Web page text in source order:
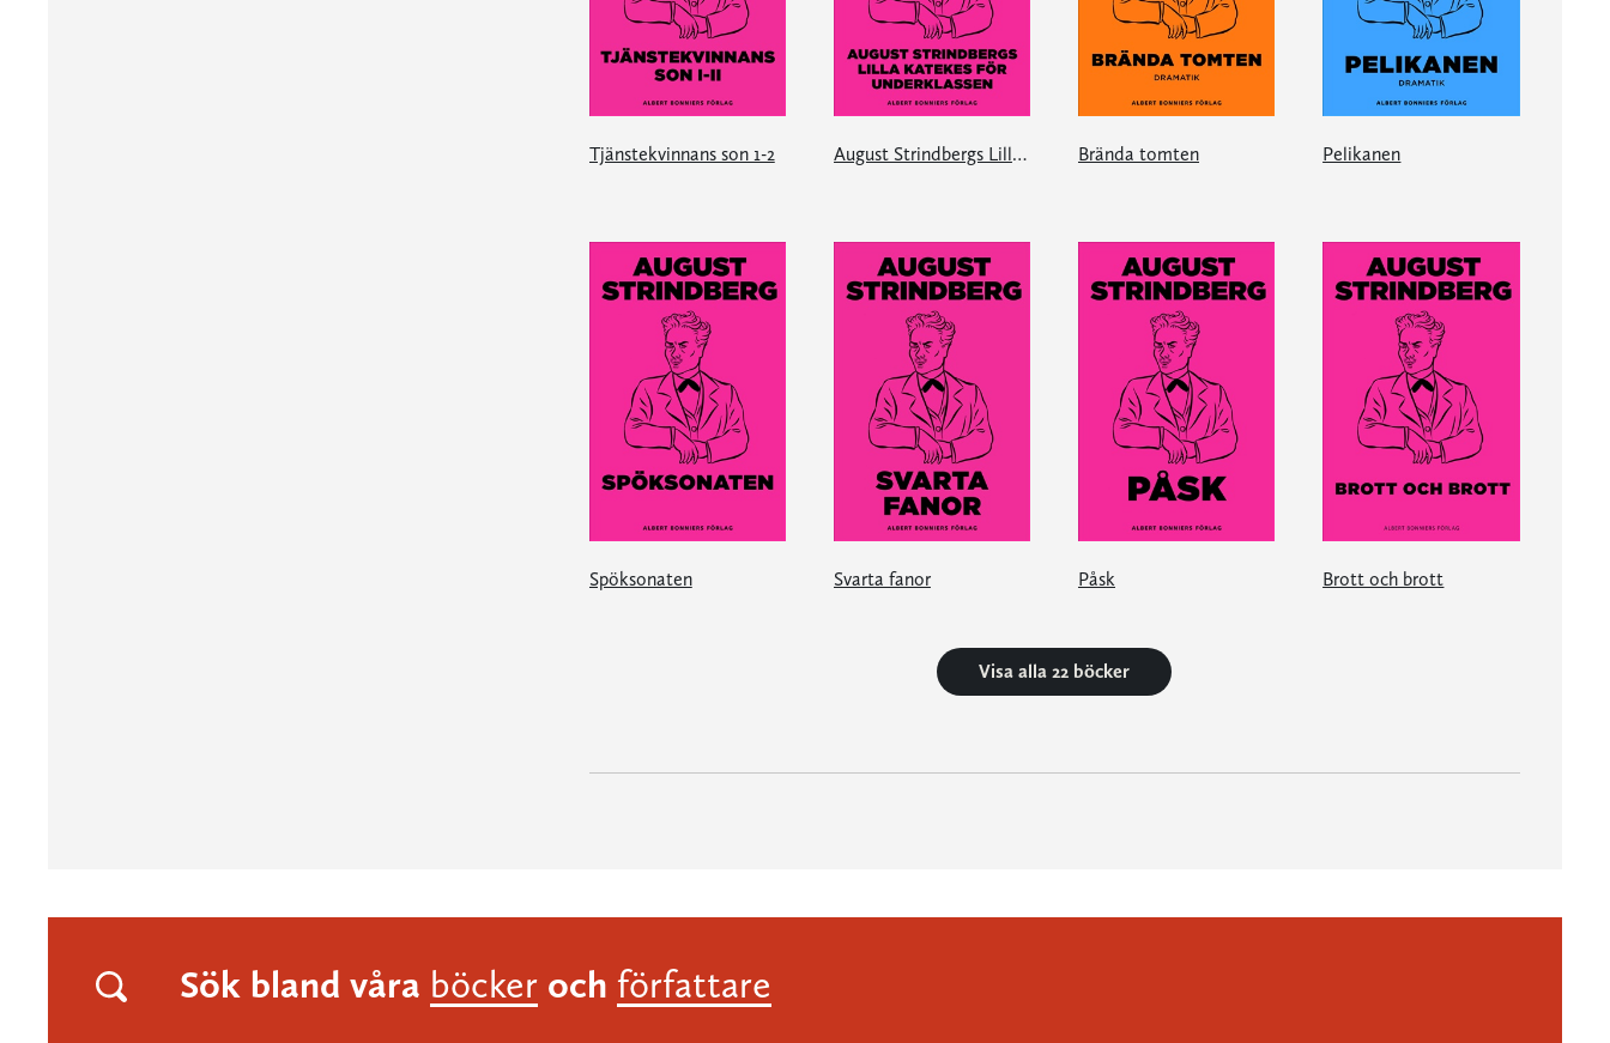
Tjänstekvinnans son 1-2 August Strindbergs Lilla katekes för underklassen Brända tomten Pelikanen
Spöksonaten Svarta fanor Påsk Brott och brott
Visa alla 22 böcker
Sök bland våra böcker och författare